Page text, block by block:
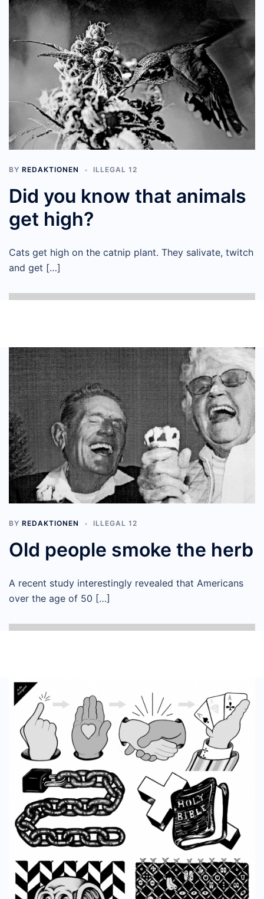
BY REDAKTIONEN ILLEGAL 12
Did you know that animals
get high?
Cats get high on the catnip plant. They salivate, twitch
and get […]
BY REDAKTIONEN ILLEGAL 12
Old people smoke the herb
A recent study interestingly revealed that Americans
over the age of 50 […]